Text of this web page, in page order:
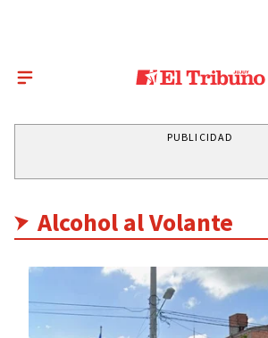
PUBLICIDAD
Alcohol al Volante